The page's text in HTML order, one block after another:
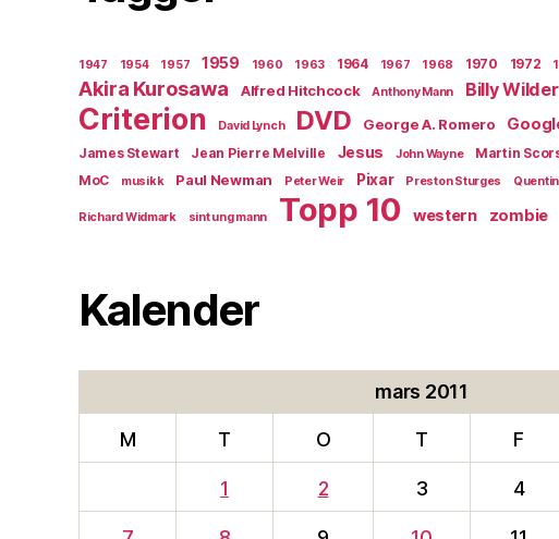
1947 1954 1957 1959 1960 1963 1964 1967 1968 1970 1972
Akira Kurosawa Alfred Hitchcock Anthony Mann Billy Wilder
Criterion David Lynch DVD George A. Romero
James Stewart Jean Pierre Melville Jesus John Wayne Martin
MoC
musikk Paul Newman Peter Weir Pixar Preston Sturges
Richard Widmark sint ung mann Topp 10 western zombie
Kalender
mars 2011
M T O T F
1 2 3 4